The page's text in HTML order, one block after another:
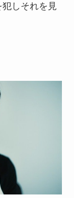
しそれを見